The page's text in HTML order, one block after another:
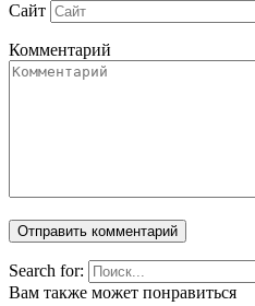
Сайт
Комментарий
Search for:
Вам также может понравиться